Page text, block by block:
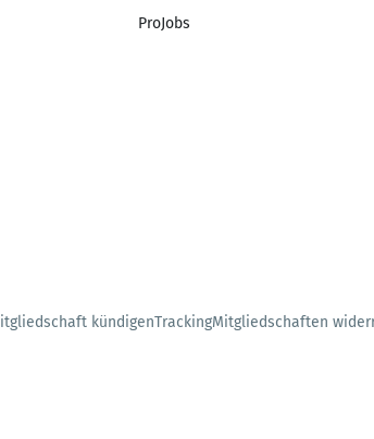
ProJobs
kündigenTrackingMitgliedschaften